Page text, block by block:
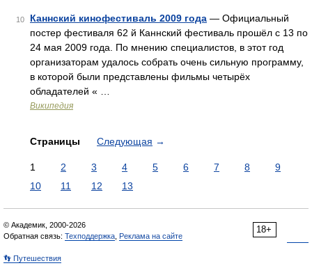
10 Каннский кинофестиваль 2009 года — Официальный
постер фестиваля 62 й Каннский фестиваль прошёл с 13 по
24 мая 2009 года. По мнению специалистов, в этот год
организаторам удалось собрать очень сильную программу,
в которой были представлены фильмы четырёх
обладателей « …
Википедия
Страницы Следующая →
1 2 3 4 5 6 7 8
9
10
11 12 13
18+
© Академик, 2000-2026
Обратная связь: Техподдержка Реклама на сайте
👣 Путешествия